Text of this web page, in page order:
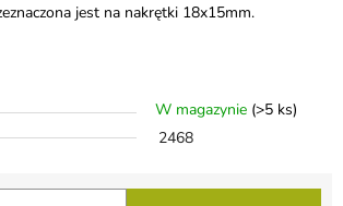
jest na nakrętki 18x15mm.
W magazynie (>5 ks)
2468